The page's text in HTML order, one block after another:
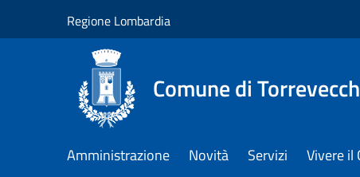
Regione Lombardia
Comune di
Amministrazione Novità Servizi Vivere il